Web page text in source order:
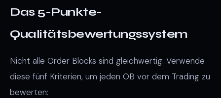
Das 5-Punkte-
Qualitätsbewertungssystem
Nicht alle Order Blocks sind gleichwertig. Verwende
diese fünf Kriterien, um jeden OB vor dem Trading zu
bewerten: